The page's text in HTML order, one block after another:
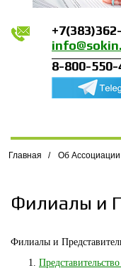
8-800-
Главная / Об Ассоциации
Филиалы и
Филиалы и